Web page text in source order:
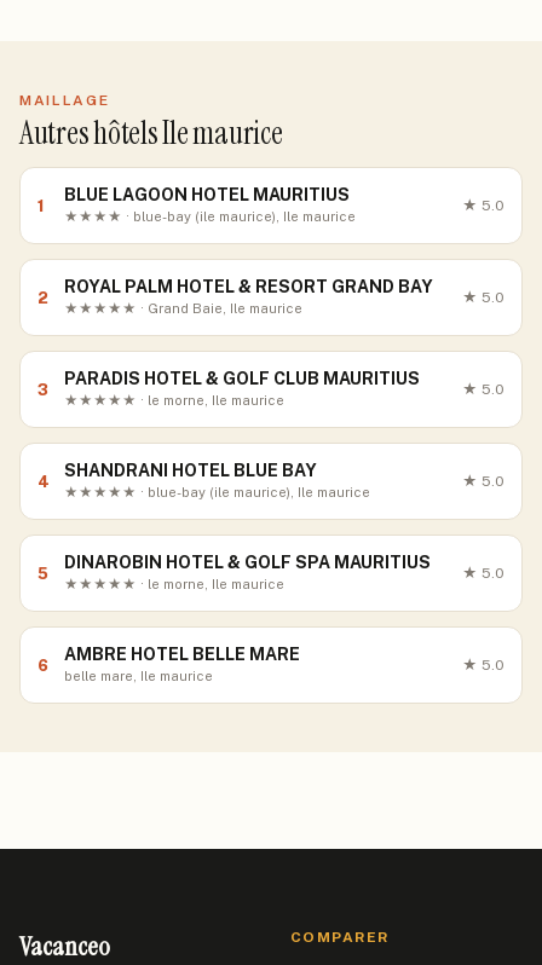
MAILLAGE
Autres hôtels Ile maurice
1
BLUE LAGOON HOTEL MAURITIUS
★★★★ · blue-bay (ile maurice), Ile maurice
★ 5.0
2
ROYAL PALM HOTEL & RESORT GRAND BAY
★★★★★ · Grand Baie, Ile maurice
★ 5.0
3
PARADIS HOTEL & GOLF CLUB MAURITIUS
★★★★★ · le morne, Ile maurice
★ 5.0
4
SHANDRANI HOTEL BLUE BAY
★★★★★ · blue-bay (ile maurice), Ile maurice
★ 5.0
5
DINAROBIN HOTEL & GOLF SPA MAURITIUS
★★★★★ · le morne, Ile maurice
★ 5.0
6
AMBRE HOTEL BELLE MARE
belle mare, Ile maurice
★ 5.0
Vacanceo COMPARER